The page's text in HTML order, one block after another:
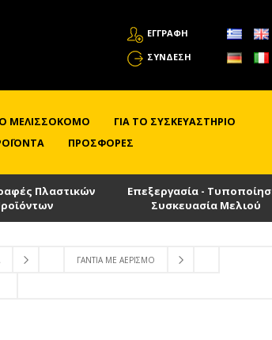
ΕΓΓΡΑΦΗ
ΣΎΝΔΕΣΗ
ΜΕΛΙΣΣΟΚΌΜΟ
ΓΙΑ ΤΟ ΣΥΣΚΕΥΑΣΤΉΡΙΟ
ΠΡΟΣΦΟΡΈΣ
Πλαστικών
Επεξεργασία -
Συσκευασία Μελιού
ΓΆΝΤΙΑ ΜΕ ΑΕΡΙΣΜΌ